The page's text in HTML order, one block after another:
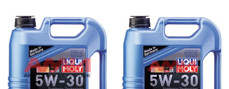
БЫСТРЫЙ ПРОСМОТР БЫСТРЫЙ ПРОСМОТР